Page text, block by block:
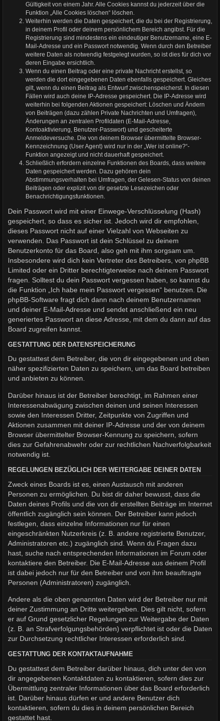
Gültigkeit von einem Jahr. Alle Cookies kannst du jederzeit über die
Funktion „Alle Cookies löschen“ löschen.
Weiterhin werden die Daten gespeichert, die du bei der Registrierung,
in deinem Profil oder deinem persönlichem Bereich angibst. Für die
Registrierung sind mindestens ein eindeutiger Benutzername, eine E-
Mail-Adresse und ein Passwort notwendig. Wenn durch den Betreiber
weitere Daten als notwendig festgelegt wurden, so ist dies für dich vor
deren Eingabe ersichtlich.
Wenn du einen Beitrag oder eine private Nachricht erstellst, so
werden die dort eingegebenen Daten ebenfalls gespeichert. Gleiches
gilt, wenn du einen Beitrag als Entwurf zwischenspeicherst. In diesen
Fällen wird auch deine IP-Adresse gespeichert. Die IP-Adresse wird
weiterhin bei folgenden Aktionen gespeichert: Löschen und Ändern
von Beiträgen (dazu zählen Private Nachrichten und Umfragen),
Änderungen an zentralen Profildaten (E-Mail-Adresse,
Kontoaktivierung, Benutzer-Passwort) und gescheiterte
Anmeldeversuche. Die von deinem Browser übermittelte Browser-
Kennzeichnung (User Agent) wird nur in der „Wer ist online?“-
Funktion angezeigt und nicht dauerhaft gespeichert.
Schließlich erfordern einzelne Funktionen des Boards, dass weitere
Daten gespeichert werden. Dazu gehören dein
Abstimmungsverhalten bei Umfragen, der Gelesen-Status von deinen
Beiträgen oder explizit von dir gesetzte Lesezeichen oder
Benachrichtigungsfunktionen.
Dein Passwort wird mit einer Einwege-Verschlüsselung (Hash)
gespeichert, so dass es sicher ist. Jedoch wird dir empfohlen,
dieses Passwort nicht auf einer Vielzahl von Webseiten zu
verwenden. Das Passwort ist dein Schlüssel zu deinem
Benutzerkonto für das Board, also geh mit ihm sorgsam um.
Insbesondere wird dich kein Vertreter des Betreibers, von phpBB
Limited oder ein Dritter berechtigterweise nach deinem Passwort
fragen. Solltest du dein Passwort vergessen haben, so kannst du
die Funktion „Ich habe mein Passwort vergessen“ benutzen. Die
phpBB-Software fragt dich dann nach deinem Benutzernamen
und deiner E-Mail-Adresse und sendet anschließend ein neu
generiertes Passwort an diese Adresse, mit dem du dann auf das
Board zugreifen kannst.
GESTATTUNG DER DATENSPEICHERUNG
Du gestattest dem Betreiber, die von dir eingegebenen und oben
näher spezifizierten Daten zu speichern, um das Board betreiben
und anbieten zu können.
Darüber hinaus ist der Betreiber berechtigt, im Rahmen einer
Interessenabwägung zwischen deinen und seinen Interessen
sowie den Interessen Dritter, Zeitpunkte von Zugriffen und
Aktionen zusammen mit deiner IP-Adresse und der von deinem
Browser übermittelter Browser-Kennung zu speichern, sofern
dies zur Gefahrenabwehr oder zur rechtlichen Nachverfolgbarkeit
notwendig ist.
REGELUNGEN BEZÜGLICH DER WEITERGABE DEINER DATEN
Zweck eines Boards ist es, einen Austausch mit anderen
Personen zu ermöglichen. Du bist dir daher bewusst, dass die
Daten deines Profils und die von dir erstellten Beiträge im Internet
öffentlich zugänglich sein können. Der Betreiber kann jedoch
festlegen, dass einzelne Informationen nur für einen
eingeschränkten Nutzerkreis (z. B. andere registrierte Benutzer,
Administratoren etc.) zugänglich sind. Wenn du Fragen dazu
hast, suche nach entsprechenden Informationen im Forum oder
kontaktiere den Betreiber. Die E-Mail-Adresse aus deinem Profil
ist dabei jedoch nur für den Betreiber und von ihm beauftragte
Personen (Administratoren) zugänglich.
Andere als die oben genannten Daten wird der Betreiber nur mit
deiner Zustimmung an Dritte weitergeben. Dies gilt nicht, sofern
er auf Grund gesetzlicher Regelungen zur Weitergabe der Daten
(z. B. an Strafverfolgungsbehörden) verpflichtet ist oder die Daten
zur Durchsetzung rechtlicher Interessen erforderlich sind.
GESTATTUNG DER KONTAKTAUFNAHME
Du gestattest dem Betreiber darüber hinaus, dich unter den von
dir angegebenen Kontaktdaten zu kontaktieren, sofern dies zur
Übermittlung zentraler Informationen über das Board erforderlich
ist. Darüber hinaus dürfen er und andere Benutzer dich
kontaktieren, sofern du dies in deinem persönlichen Bereich
gestattet hast.